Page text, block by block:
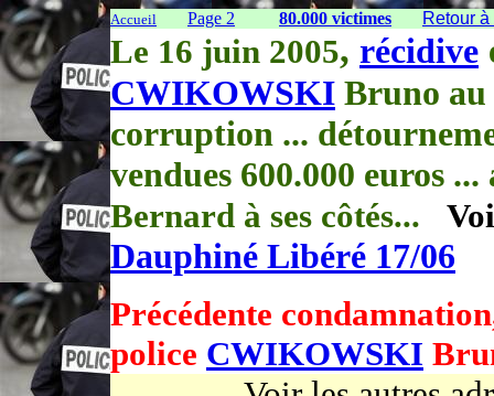
Accueil Page 2 80.000 victimes Retour
Le 16 juin 2005, récidive
CWIKOWSKI Bruno
corruption ...
vendues 600.000 euros
Bernard à ses côtés...
Dauphiné Libéré 17/06
Précédente
police CWIKOWSKI